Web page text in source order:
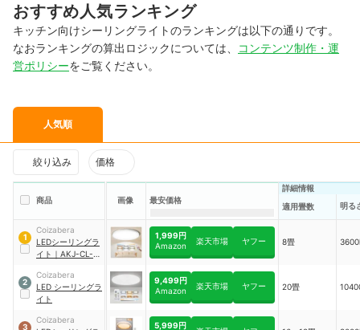
おすすめ人気ランキング
キッチン向けシーリングライトのランキングは以下の通りです。
なおランキングの算出ロジックについては、
コンテンツ制作・運
営ポリシーをご覧ください。
人気順
絞り込み 価格
商品 画像 最安価格
詳細情報
適用畳数
明る
1
Coizabera
LEDシーリングラ
イト ｜ AKJ-CL-
1,999円
Amazon
楽天市場 ヤフー 8畳
2
Coizabera
LED シーリングラ
イト
9,499円
Amazon
楽天市場 ヤフー 20畳
3
Coizabera
5,999円